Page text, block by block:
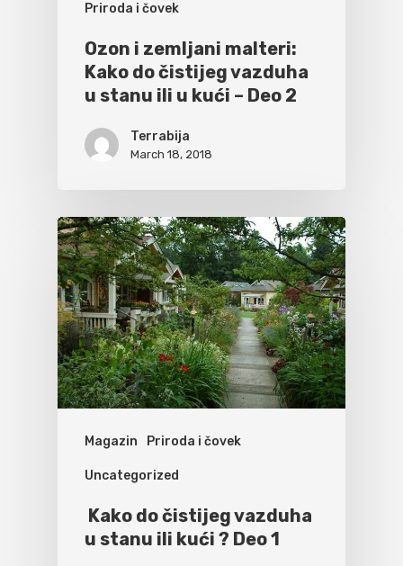
Priroda i čovek
Ozon i zemljani malteri:
Kako do čistijeg vazduha
u stanu ili u kući – Deo 2
Terrabija
March 18, 2018
Magazin Priroda i čovek
Uncategorized
Kako do čistijeg vazduha
u stanu ili kući ? Deo 1